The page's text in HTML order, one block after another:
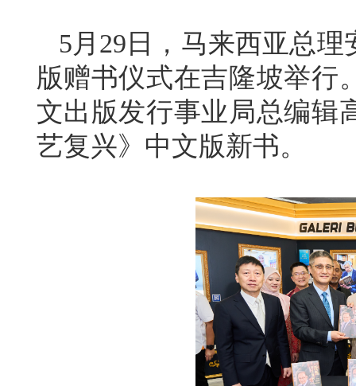
5月29日，马来西亚总
版赠书仪式在吉隆坡举行
文出版发行事业局总编辑
艺复兴》中文版新书。